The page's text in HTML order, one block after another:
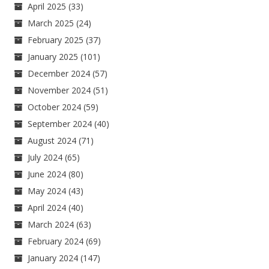
April 2025 (33)
March 2025 (24)
February 2025 (37)
January 2025 (101)
December 2024 (57)
November 2024 (51)
October 2024 (59)
September 2024 (40)
August 2024 (71)
July 2024 (65)
June 2024 (80)
May 2024 (43)
April 2024 (40)
March 2024 (63)
February 2024 (69)
January 2024 (147)